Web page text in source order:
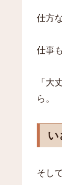
仕方
仕事
「大
ら。
い
そし